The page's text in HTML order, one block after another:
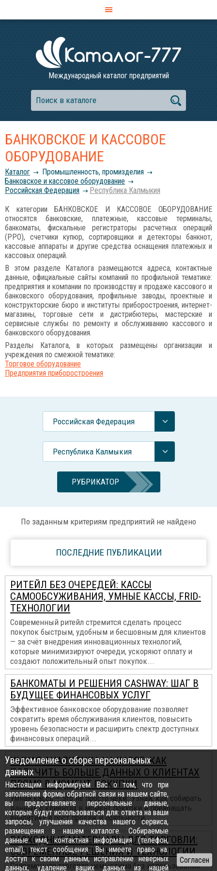
Международный каталог предприятий
БАНКОВСКОЕ И КАССОВОЕ
ОБОРУДОВАНИЕ
Каталог
Промышленность, промизделия
Банковское и кассовое оборудование
Российcкая Федерация
Республика Калмыкия
К категории БАНКОВСКОЕ И КАССОВОЕ ОБОРУДОВАНИЕ
относятся банковские, платежные, кассовые терминалы,
банкоматы, фискальные регистраторы расчетных операций
(РРО), счетчики купюр, сортировщики и детекторы банкнот,
кассовые аппараты и другие средства оснащения платежных и
кассовых операций.
В этом разделе Каталога размещаются адреса, контактные
данные, официальные сайты компаний по профильной тематике:
предприятия и компании по производству и продаже кассового и
банковского оборудования, профильные заводы, проектные и
конструкторские бюро и институты приборостроения, интернет-
магазины, торговые сети и дистрибютеры, мастерские и
сервисные службы по ремонту и обслуживанию кассового и
банковского оборудования.
Разделы Каталога, в которых размещены организации и
учреждения по смежной тематике:
Торговое оборудование
Предприятия приборостроения
Российcкая Федерация
Республика Калмыкия
РУБРИКАТОР
По заданным критериям предприятий не найдено
ПОСЛЕДНИЕ ПУБЛИКАЦИИ
РИТЕЙЛ БЕЗ ОЧЕРЕДЕЙ: КАССЫ
САМООБСУЖИВАНИЯ, УМНЫЕ КАССЫ, FRID-
ТЕХНОЛОГИИ
Современный ритейл стремится сделать процесс
покупок быстрым, удобным и бесшовным для клиентов
— за счёт внедрения инновационных технологий,
которые минимизируют очереди, ускоряют оплату и
создают положительный опыт покупок...
БАНКОМАТЫ И РЕШЕНИЯ CASHWAY: ШАГ В
БУДУЩЕЕ ФИНАНСОВЫХ УСЛУГ
Эффективное банковское оборудование позволяет
сократить время обслуживания клиентов, повысить
уровень безопасности и расширить спектр доступных
финансовых операций...
УМНАЯ АНАЛИТИКА НА КАССЕ: КАК
ПОЛУЧИТЬ БОЛЬШЕ ДАННЫХ О КЛИЕНТАХ
ПРЯМО В МОМЕНТ ПОКУПКИ
Умная касса — это не просто чеки. Узнай, как собирать
данные о клиентах в момент покупки и превращать
аналитику в рост продаж и лояльности...
РАСХОДНЫЕ МАТЕРИАЛЫ ДЛЯ ТОРГОВЛИ:
СОВРЕМЕННЫЕ РЕШЕНИЯ И ТЕХНОЛОГИИ
Современная торговля немыслима без использования
Уведомление о сборе персональных
данных
Настоящим информируем Вас о том, что при
заполнении формы обратной связи на нашем сайте,
вы предоставляете персональные данные,
которые будут использоваться для: ответа на ваши
запросы, улучшения качества нашего сервиса,
размещения в нашем каталоге. Собираемые
данные: имя, контактная информация (телефон,
email), текст сообщения. Вы имеете право на:
доступ к своим данным, исправление неверных
данных, удаление ваших данных из нашей